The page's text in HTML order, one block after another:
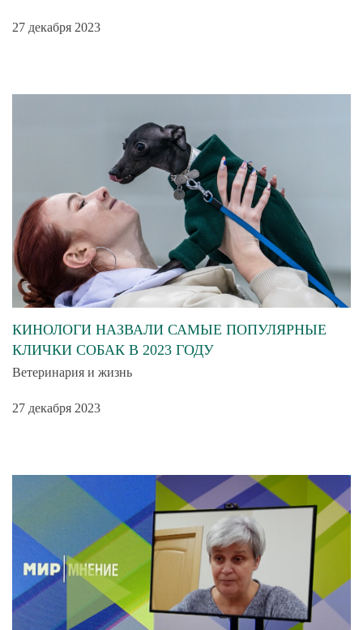
27 декабря 2023
КИНОЛОГИ НАЗВАЛИ САМЫЕ ПОПУЛЯРНЫЕ
КЛИЧКИ СОБАК В 2023 ГОДУ
Ветеринария и жизнь
27 декабря 2023